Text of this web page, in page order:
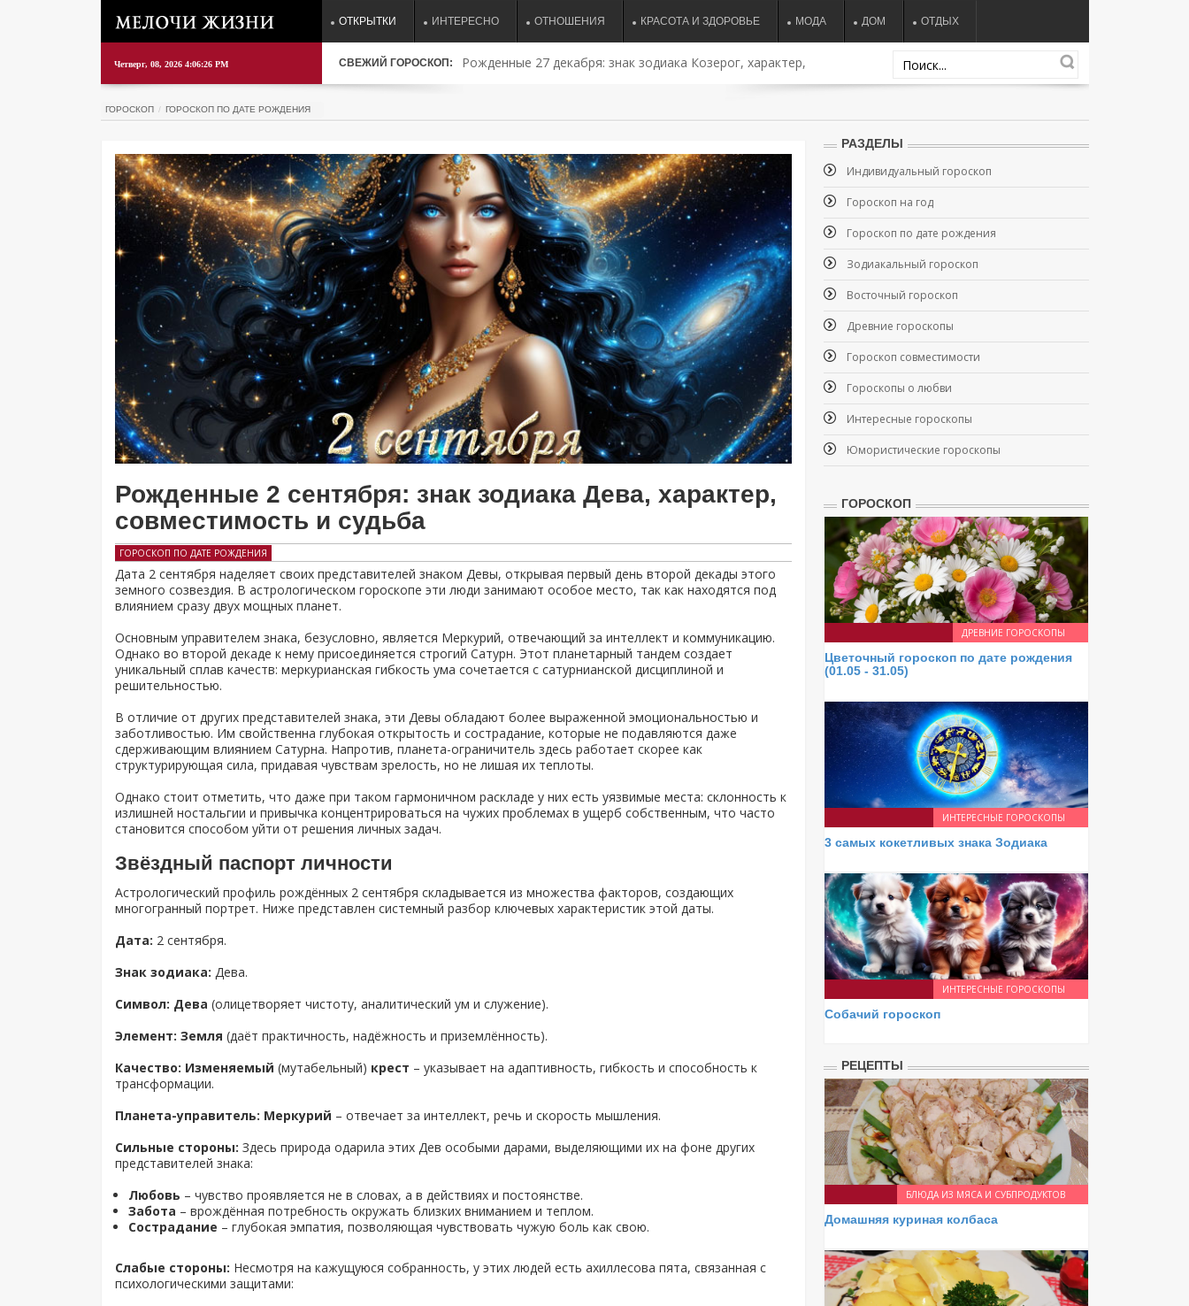
ОТКРЫТКИ ИНТЕРЕСНО ОТНОШЕНИЯ КРАСОТА И ЗДОРОВЬЕ МОДА ДОМ ОТДЫХ
Четверг, 08, 2026 4:06:27 PM СВЕЖИЙ ГОРОСКОП: Рожденные 27 декабря: знак зодиака Козерог, характер,
ГОРОСКОП ГОРОСКОП ПО ДАТЕ РОЖДЕНИЯ
Рожденные 2 сентября: знак зодиака Дева, характер,
совместимость и судьба
ГОРОСКОП ПО ДАТЕ РОЖДЕНИЯ
Дата 2 сентября наделяет своих представителей знаком Девы, открывая первый день второй декады этого
земного созвездия. В астрологическом гороскопе эти люди занимают особое место, так как находятся под
влиянием сразу двух мощных планет.
Основным управителем знака, безусловно, является Меркурий, отвечающий за интеллект и коммуникацию.
Однако во второй декаде к нему присоединяется строгий Сатурн. Этот планетарный тандем создает
уникальный сплав качеств: меркурианская гибкость ума сочетается с сатурнианской дисциплиной и
решительностью.
В отличие от других представителей знака, эти Девы обладают более выраженной эмоциональностью и
заботливостью. Им свойственна глубокая открытость и сострадание, которые не подавляются даже
сдерживающим влиянием Сатурна. Напротив, планета-ограничитель здесь работает скорее как
структурирующая сила, придавая чувствам зрелость, но не лишая их теплоты.
Однако стоит отметить, что даже при таком гармоничном раскладе у них есть уязвимые места: склонность к
излишней ностальгии и привычка концентрироваться на чужих проблемах в ущерб собственным, что часто
становится способом уйти от решения личных задач.
Звёздный паспорт личности
Астрологический профиль рождённых 2 сентября складывается из множества факторов, создающих
многогранный портрет. Ниже представлен системный разбор ключевых характеристик этой даты.
Дата: 2 сентября.
Знак зодиака: Дева.
Символ: Дева (олицетворяет чистоту, аналитический ум и служение).
Элемент: Земля (даёт практичность, надёжность и приземлённость).
Качество: Изменяемый (мутабельный) крест – указывает на адаптивность, гибкость и способность к
трансформации.
Планета-управитель: Меркурий – отвечает за интеллект, речь и скорость мышления.
Сильные стороны: Здесь природа одарила этих Дев особыми дарами, выделяющими их на фоне других
представителей знака:
Любовь – чувство проявляется не в словах, а в действиях и постоянстве.
Забота – врождённая потребность окружать близких вниманием и теплом.
Сострадание – глубокая эмпатия, позволяющая чувствовать чужую боль как свою.
Слабые стороны: Несмотря на кажущуюся собранность, у этих людей есть ахиллесова пята, связанная с
психологическими защитами:
РАЗДЕЛЫ
Индивидуальный гороскоп
Гороскоп на год
Гороскоп по дате рождения
Зодиакальный гороскоп
Восточный гороскоп
Древние гороскопы
Гороскоп совместимости
Гороскопы о любви
Интересные гороскопы
Юмористические гороскопы
ГОРОСКОП
ДРЕВНИЕ ГОРОСКОПЫ
Цветочный гороскоп по дате рождения
(01.05 - 31.05)
ИНТЕРЕСНЫЕ ГОРОСКОПЫ
3 самых кокетливых знака Зодиака
ИНТЕРЕСНЫЕ ГОРОСКОПЫ
Собачий гороскоп
РЕЦЕПТЫ
БЛЮДА ИЗ МЯСА И СУБПРОДУКТОВ
Домашняя куриная колбаса